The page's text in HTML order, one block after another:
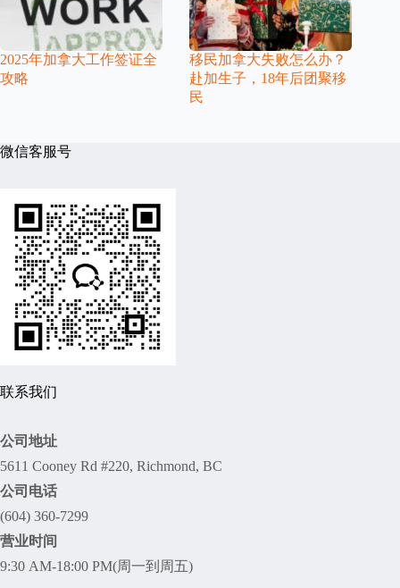
2025年加拿大工作签证全
攻略
移民加拿大失败怎么办？
赴加生子，18年后团聚移
民
微信客服号
联系我们
公司地址
5611 Cooney Rd #220, Richmond, BC
公司电话
(604) 360-7299
营业时间
9:30 AM-18:00 PM(周一到周五)